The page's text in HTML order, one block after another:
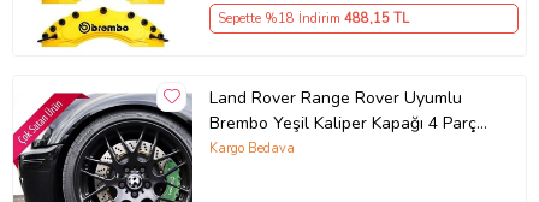
gönderilir.)
2 Adet Ön (27,5 x 7,8 x 5,8 CM)
Güvenli Teslimat
Siparişleriniz darbe emici özel ambalajlarla, kargoda zarar
görmeyecek şekilde paketlenerek tarafınıza ulaştırılır. %100
Müşteri memnuniyeti garantisiyle.
Sepette %18 İndirim 488,15 TL
Land Rover Range Rover Uyumlu
Brembo Yeşil Kaliper Kapağı 4 Parça
Ön Arka Set (Karışık)
Kargo Bedava